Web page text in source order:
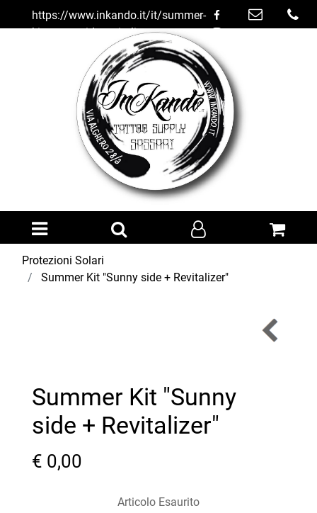
https://www.inkando.it/it/summer-
kit-sunny-side-revitalizer
Open menu
Protezioni Solari
Summer Kit "Sunny side + Revitalizer"
Summer Kit "Sunny
side + Revitalizer"
€ 0,00
Articolo Esaurito